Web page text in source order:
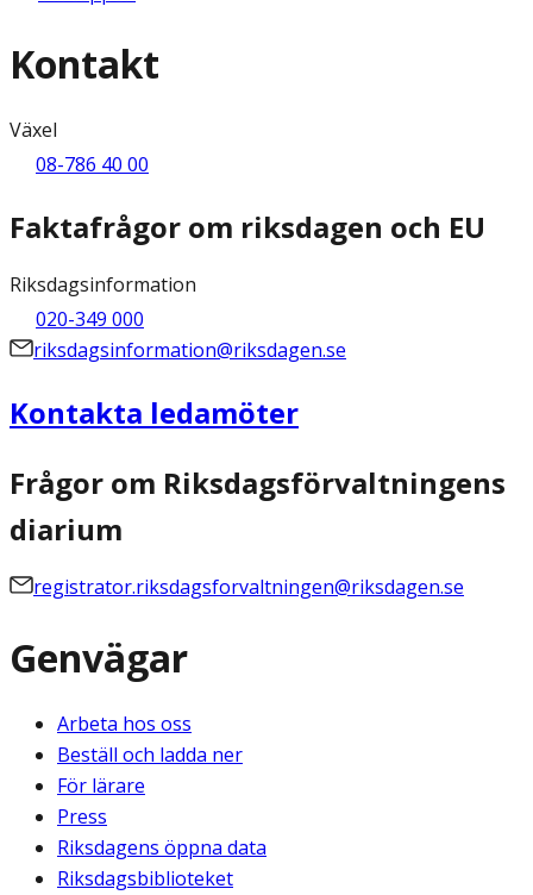
Kontakt
Växel
08-786 40 00
Faktafrågor om riksdagen och EU
Riksdagsinformation
020-349 000
riksdagsinformation@riksdagen.se
Kontakta ledamöter
Frågor om Riksdagsförvaltningens
diarium
registrator.riksdagsforvaltningen@riksdagen.se
Genvägar
Arbeta hos oss
Beställ och ladda ner
För lärare
Press
Riksdagens öppna data
Riksdagsbiblioteket